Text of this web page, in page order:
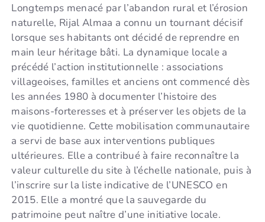
Longtemps menacé par l’abandon rural et l’érosion
naturelle, Rijal Almaa a connu un tournant décisif
lorsque ses habitants ont décidé de reprendre en
main leur héritage bâti. La dynamique locale a
précédé l’action institutionnelle : associations
villageoises, familles et anciens ont commencé dès
les années 1980 à documenter l’histoire des
maisons-forteresses et à préserver les objets de la
vie quotidienne. Cette mobilisation communautaire
a servi de base aux interventions publiques
ultérieures. Elle a contribué à faire reconnaître la
valeur culturelle du site à l’échelle nationale, puis à
l’inscrire sur la liste indicative de l’UNESCO en
2015. Elle a montré que la sauvegarde du
patrimoine peut naître d’une initiative locale.